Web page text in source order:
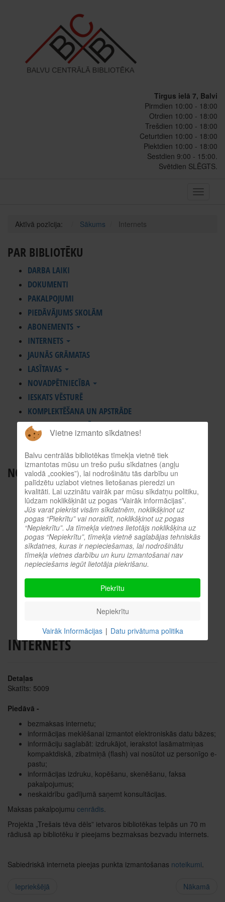
Tirgus ielā 7, Balvi
Pirmdien 10:00 - 18:00
Otrdien 10:00 - 18:00
Trešdien 10:00 - 18:00
Ceturtdien 10:00 - 18:00
Piektdien 10:00 - 18:00
Sestdien 9:00 - 15:00.
Svētdien SLĒGTS.
Toggle
Aktīvā pozīcija: Sākums Internets
PAR BIBLIOTĒKU
DARBA LAIKI
DOKUMENTI
PAKALPOJUMI
PIEDĀVĀJUMS SKOLĀM
ABONEMENTS
INTERNETS
JAUNĀS GRĀMATAS
LASĪTAVAS
NOVADPĒTNIECĪBA
IESKATS VĒSTURĒ
KOMPLEKTĒŠANA UN APSTRĀDE
KONTAKTI, REKVIZĪTI
BALVU NOVADA BIBLIOTĒKAS
ES INFORMĀCIJAS PUNKTS
NODERĪGI RESURSI
TIEŠSAISTES KATALOGS
KULTŪRVĒSTURES DATUBĀZE
MĒS ESAM POPULĀRI!
ATTĒLI NO PASĀKUMIEM
LNB DIGITĀLĀ BIBLIOTĒKA
KULTŪRA TĪMEKLĪ
PROFESIONĀLIE RESURSI
INTERNETS
Detaļas
Skatīts: 5009
Piedāvā -
bezmaksas internetu;
informācijas meklēšanai izmantot elektroniskās datu bāzes;
informāciju saglabāt: izdrukājot, ierakstot lasāmatmiņas
kompaktdiskā, zibatmiņā (flash) vai nosūtot uz personīgo e-
pastu;
informācijas izdruku, kopēšanu, skenēšanu, faksa
pakalpojumus;
neskaidrību gadījumā saņemt konsultācijas.
Maksas pakalpojumu cenrādis.
Projekta „Trešais tēva dēls” ietvaros bibliotēkas telpās un 70 m
rādiusā ap bibliotēku ir pieejams bezmaksas bezvadu internets.
Sabiedriskā interneta pieejas punkta izmantošanas noteikumi.
Iepriekšējā Nākamā
Vietne izmanto sīkdatnes!
Balvu centrālās bibliotēkas tīmekļa vietnē tiek
izmantotas mūsu un trešo pušu sīkdatnes (angļu
valodā „cookies”), lai nodrošinātu tās darbību un
palīdzētu uzlabot vietnes lietošanas pieredzi un
kvalitāti. Lai uzzinātu vairāk par mūsu sīkdatņu politiku,
lūdzam noklikšķināt uz pogas “Vairāk informācijas”.
Jūs varat piekrist visām sīkdatnēm, noklikšķinot uz
pogas “Piekrītu” vai noraidīt, noklikšķinot uz pogas
“Nepiekrītu”. Ja tīmekļa vietnes lietotājs noklikšķina uz
pogas “Nepiekrītu”, tīmekļa vietnē saglabājas tehniskās
sīkdatnes, kuras ir nepieciešamas, lai nodrošinātu
tīmekļa vietnes darbību un kuru izmantošanai nav
nepieciešams iegūt lietotāja piekrišanu.
Piekrītu
Nepiekrītu
Vairāk Informācijas | Datu privātuma politika